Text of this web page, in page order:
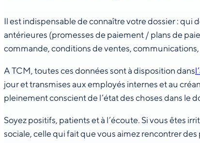
Il est indispensable de connaître votre dossier :
antérieures (promesses de paiement / plans de
commande, conditions de ventes, communications,
A TCM, toutes ces données sont à disposition dans
jour et transmises aux employés internes et au
pleinement conscient de l’état des choses dans le
Soyez positifs, patients et à l’écoute. Si vous êtes
sociale, celle qui fait que vous aimez rencontrer